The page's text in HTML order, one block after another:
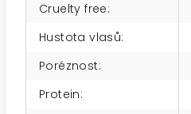
Cruelty free:
Hustota vlasů:
Poréznost:
Protein: